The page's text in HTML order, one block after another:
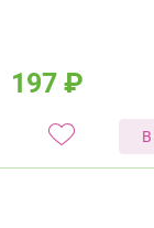
197 ₽